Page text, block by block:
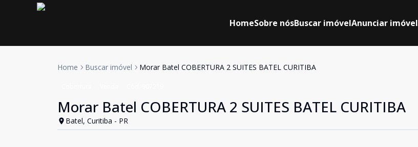
HomeSobre nósBuscar imóvelAnunciar imóvel
Home Buscar imóvel Morar Batel COBERTURA 2 SUITES BATEL CURITIBA
Morar Batel COBERTURA 2 SUITES BATEL CURITIBA
Batel, Curitiba - PR